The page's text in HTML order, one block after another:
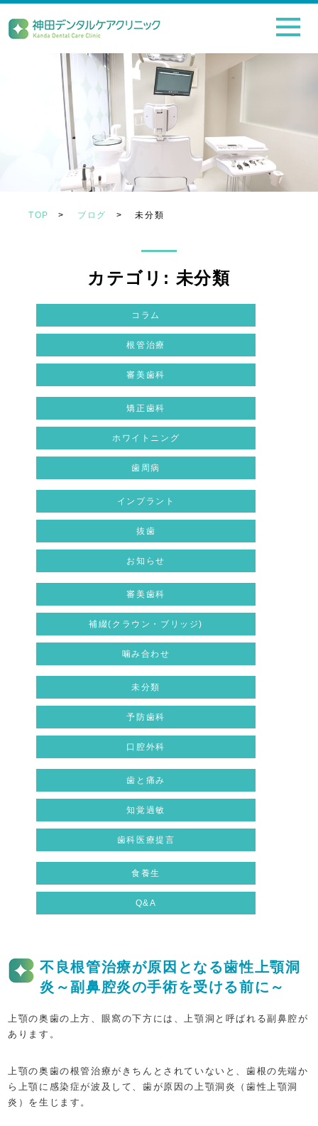
TOP > ブログ >未分類
カテゴリ: 未分類
コラム
根管治療
審美歯科
矯正歯科
ホワイトニング
歯周病
インプラント
抜歯
お知らせ
審美歯科
補綴(クラウン・ブリッジ)
噛み合わせ
未分類
予防歯科
口腔外科
歯と痛み
知覚過敏
歯科医療提言
食養生
Q&A
不良根管治療が原因となる歯性上顎洞
炎～副鼻腔炎の手術を受ける前に～
上顎の奥歯の上方、眼窩の下方には、上顎洞と呼ばれる副鼻腔が
あります。
上顎の奥歯の根管治療がきちんとされていないと、歯根の先端か
ら上顎に感染症が波及して、歯が原因の上顎洞炎（歯性上顎洞
炎）を生じます。